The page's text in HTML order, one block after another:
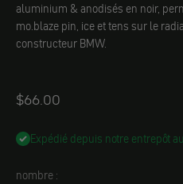
aluminium & anodisés en noir,
mo.blaze pin, ice et tens sur le
constructeur BMW.
Angebot
$66.00
Expédié depuis notre entrepôt
nombre :